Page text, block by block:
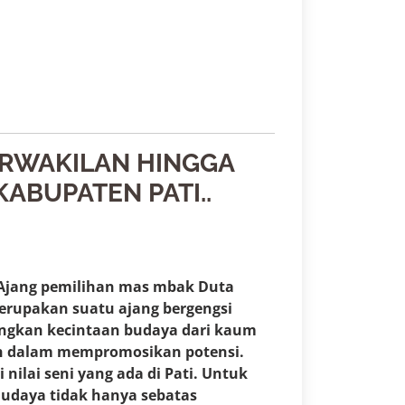
HINGGA
PATI..
Ajang pemilihan mas mbak Duta
suatu ajang bergengsi
kecintaan budaya dari kaum
dalam mempromosikan potensi.
nilai seni yang ada di Pati. Untuk
tidak hanya sebatas